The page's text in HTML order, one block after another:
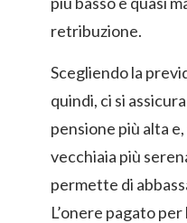
retribuzione.
Scegliendo la
quindi, ci si
pensione più alta
vecchiaia più
permette di
L’onere pagato